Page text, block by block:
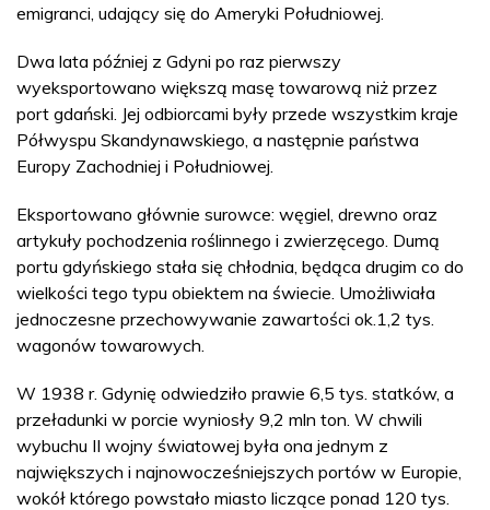
emigranci, udający się do Ameryki Południowej.
Dwa lata później z Gdyni po raz pierwszy
wyeksportowano większą masę towarową niż przez
port gdański. Jej odbiorcami były przede wszystkim kraje
Półwyspu Skandynawskiego, a następnie państwa
Europy Zachodniej i Południowej.
Eksportowano głównie surowce: węgiel, drewno oraz
artykuły pochodzenia roślinnego i zwierzęcego. Dumą
portu gdyńskiego stała się chłodnia, będąca drugim co do
wielkości tego typu obiektem na świecie. Umożliwiała
jednoczesne przechowywanie zawartości ok.1,2 tys.
wagonów towarowych.
W 1938 r. Gdynię odwiedziło prawie 6,5 tys. statków, a
przeładunki w porcie wyniosły 9,2 mln ton. W chwili
wybuchu II wojny światowej była ona jednym z
największych i najnowocześniejszych portów w Europie,
wokół którego powstało miasto liczące ponad 120 tys.